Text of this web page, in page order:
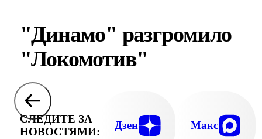
"Динамо" разгромило
"Локомотив"
СЛЕДИТЕ ЗА
НОВОСТЯМИ:
Дзен Макс